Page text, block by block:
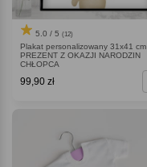
5.0 / 5 (12)
Plakat personalizowany 31x41 cm
PREZENT Z OKAZJI NARODZIN
CHŁOPCA
99,90 zł